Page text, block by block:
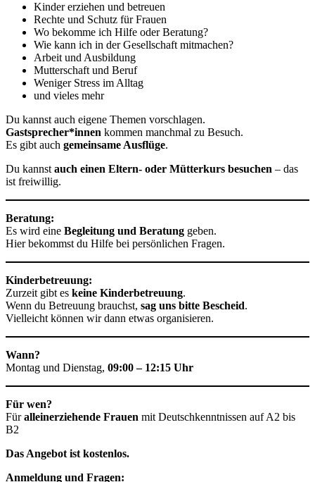
Kinder erziehen und betreuen
Rechte und Schutz für Frauen
Wo bekomme ich Hilfe oder Beratung?
Wie kann ich in der Gesellschaft mitmachen?
Arbeit und Ausbildung
Mutterschaft und Beruf
Weniger Stress im Alltag
und vieles mehr
Du kannst auch eigene Themen vorschlagen.
Gastsprecher*innen kommen manchmal zu Besuch.
Es gibt auch gemeinsame Ausflüge.
Du kannst auch einen Eltern- oder Mütterkurs besuchen – das
ist freiwillig.
Beratung:
Es wird eine Begleitung und Beratung geben.
Hier bekommst du Hilfe bei persönlichen Fragen.
Kinderbetreuung:
Zurzeit gibt es keine Kinderbetreuung.
Wenn du Betreuung brauchst, sag uns bitte Bescheid.
Vielleicht können wir dann etwas organisieren.
Wann?
Montag und Dienstag, 09:00 – 12:15 Uhr
Für wen?
Füralleinerziehende Frauen mit Deutschkenntnissen auf A2 bis
B2
Das Angebot ist kostenlos.
Anmeldung und Fragen: